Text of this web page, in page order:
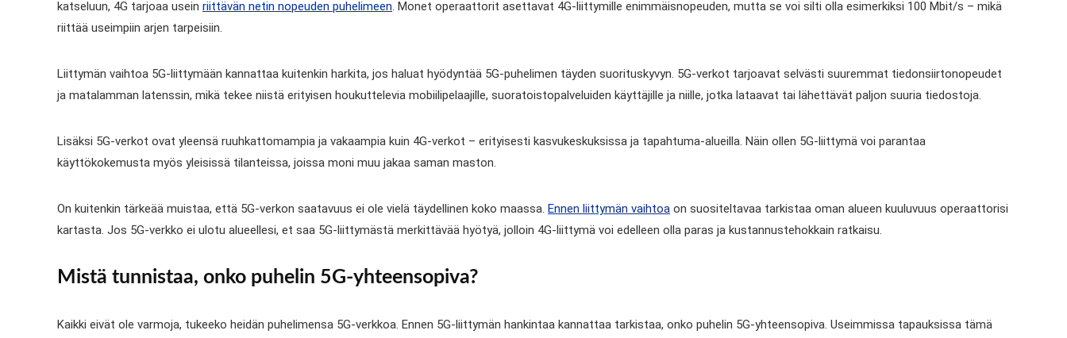
katseluun, 4G tarjoaa usein riittävän netin nopeuden puhelimeen. Monet operaattorit asettavat 4G-liittymille enimmäisnopeuden, mutta se voi silti olla esimerkiksi 100 Mbit/s – mikä
riittää useimpiin arjen tarpeisiin.
Liittymän vaihtoa 5G-liittymään kannattaa kuitenkin harkita, jos haluat hyödyntää 5G-puhelimen täyden suorituskyvyn. 5G-verkot tarjoavat selvästi suuremmat tiedonsiirtonopeudet
ja matalamman latenssin, mikä tekee niistä erityisen houkuttelevia mobiilipelaajille, suoratoistopalveluiden käyttäjille ja niille, jotka lataavat tai lähettävät paljon suuria tiedostoja.
Lisäksi 5G-verkot ovat yleensä ruuhkattomampia ja vakaampia kuin 4G-verkot – erityisesti kasvukeskuksissa ja tapahtuma-alueilla. Näin ollen 5G-liittymä voi parantaa
käyttökokemusta myös yleisissä tilanteissa, joissa moni muu jakaa saman maston.
On kuitenkin tärkeää muistaa, että 5G-verkon saatavuus ei ole vielä täydellinen koko maassa. Ennen liittymän vaihtoa on suositeltavaa tarkistaa oman alueen kuuluvuus operaattorisi
kartasta. Jos 5G-verkko ei ulotu alueellesi, et saa 5G-liittymästä merkittävää hyötyä, jolloin 4G-liittymä voi edelleen olla paras ja kustannustehokkain ratkaisu.
Mistä tunnistaa, onko puhelin 5G-yhteensopiva?
Kaikki eivät ole varmoja, tukeeko heidän puhelimensa 5G-verkkoa. Ennen 5G-liittymän hankintaa kannattaa tarkistaa, onko puhelin 5G-yhteensopiva. Useimmissa tapauksissa tämä